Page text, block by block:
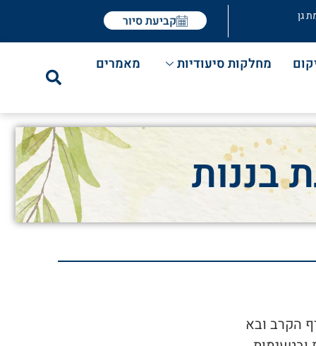
גן קביעת סיור
מחלקות סיעודיות מאמרים
בננות
הקרב ובא